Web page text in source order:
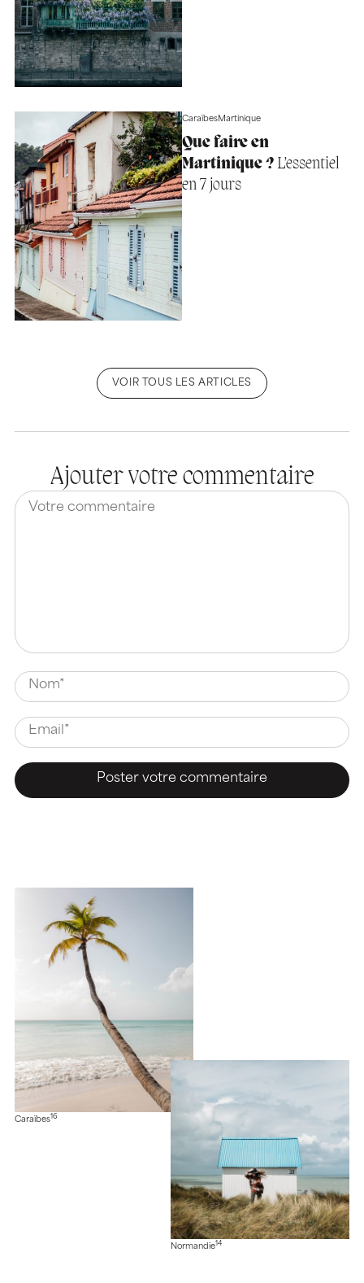
CaraïbesMartinique
Que faire en
Martinique ?L’essentiel
en 7 jours
VOIR TOUS LES ARTICLES
Ajouter votre commentaire
Caraïbes16
Normandie14